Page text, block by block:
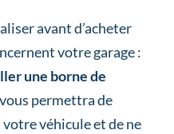
avant d’acheter
votre garage :
une borne de
permettra de
véhicule et de ne